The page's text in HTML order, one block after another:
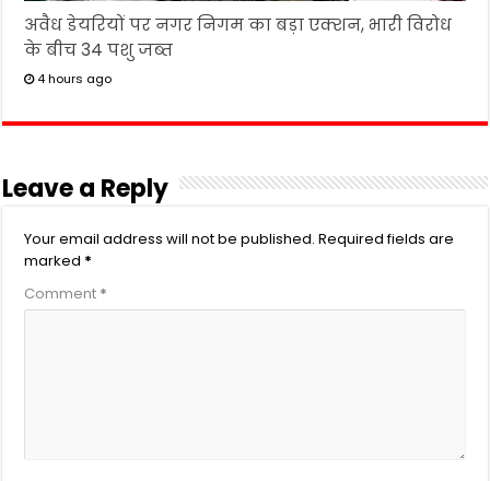
अवैध डेयरियों पर नगर निगम का बड़ा एक्शन, भारी विरोध
के बीच 34 पशु जब्त
4 hours ago
Leave a Reply
Your email address will not be published. Required fields are
marked *
Comment *